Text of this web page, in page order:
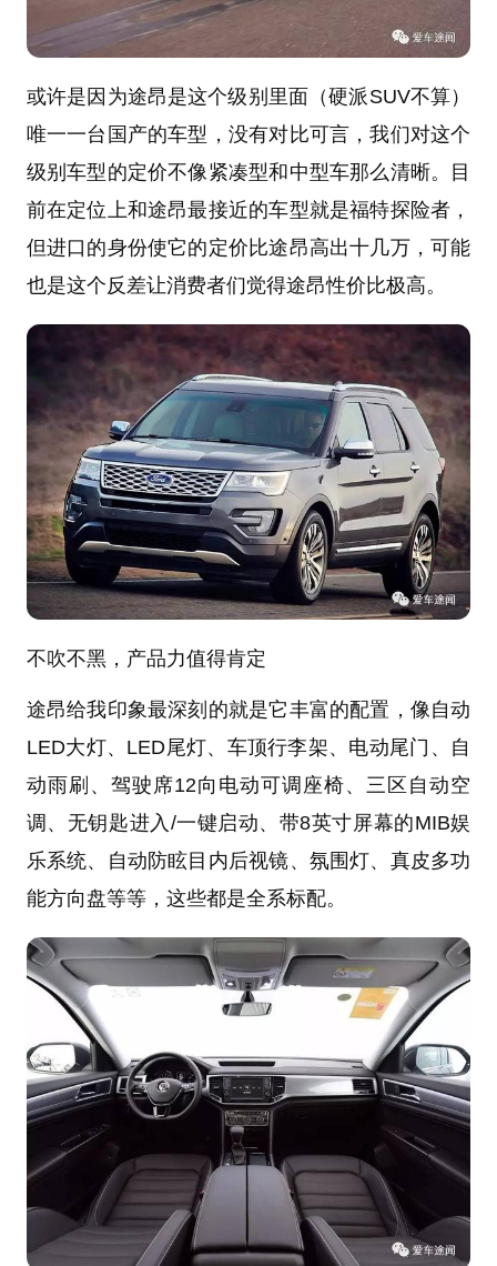
或许是因为途昂是这个级别里面（硬派SUV不算）
唯一一台国产的车型，没有对比可言，我们对这个
级别车型的定价不像紧凑型和中型车那么清晰。目
前在定位上和途昂最接近的车型就是福特探险者，
但进口的身份使它的定价比途昂高出十几万，可能
也是这个反差让消费者们觉得途昂性价比极高。
不吹不黑，产品力值得肯定
途昂给我印象最深刻的就是它丰富的配置，像自动
LED大灯、LED尾灯、车顶行李架、电动尾门、自
动雨刷、驾驶席12向电动可调座椅、三区自动空
调、无钥匙进入/一键启动、带8英寸屏幕的MIB娱
乐系统、自动防眩目内后视镜、氛围灯、真皮多功
能方向盘等等，这些都是全系标配。